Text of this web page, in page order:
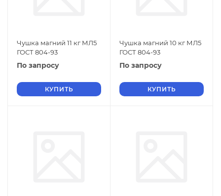
Чушка магний 11 кг МЛ5
ГОСТ 804-93
По запросу
КУПИТЬ
Чушка магний 10 кг МЛ5
ГОСТ 804-93
По запросу
КУПИТЬ